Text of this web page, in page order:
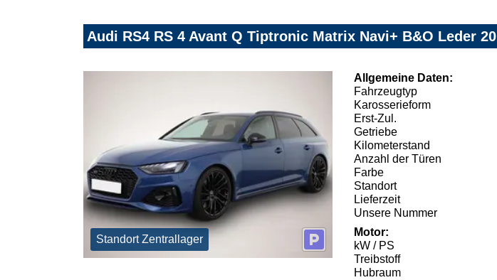
Audi RS4 RS 4 Avant Q Tiptronic Matrix Navi+ B&O Leder 20
Standort Zentrallager
Allgemeine Daten:
Fahrzeugtyp
Karosserieform
Erst-Zul.
Getriebe
Kilometerstand
Anzahl der Türen
Farbe
Standort
Lieferzeit
Unsere Nummer
Motor:
kW / PS
Treibstoff
Hubraum